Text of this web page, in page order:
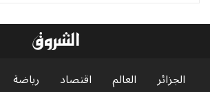
الجزائر العالم اقتصاد رياضة